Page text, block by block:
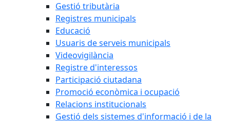
Gestió tributària
Registres municipals
Educació
Usuaris de serveis municipals
Videovigilància
Registre d'interessos
Participació ciutadana
Promoció econòmica i ocupació
Relacions institucionals
Gestió dels sistemes d'informació i de la